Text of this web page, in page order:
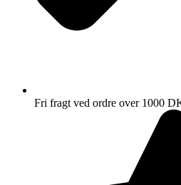
Fri fragt ved ordre over 1000